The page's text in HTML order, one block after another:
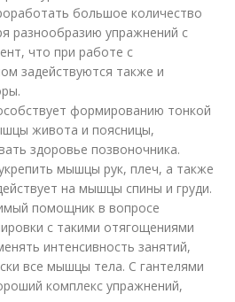
большое количество
разнообразию упражнений с
что при работе с
задействуются также и
формированию тонкой
живота и поясницы,
здоровье позвоночника.
мышцы рук, плеч, а также
на мышцы спины и груди.
помощник в вопросе
с такими отягощениями
интенсивность занятий,
все мышцы тела. С гантелями
комплекс упражнений,